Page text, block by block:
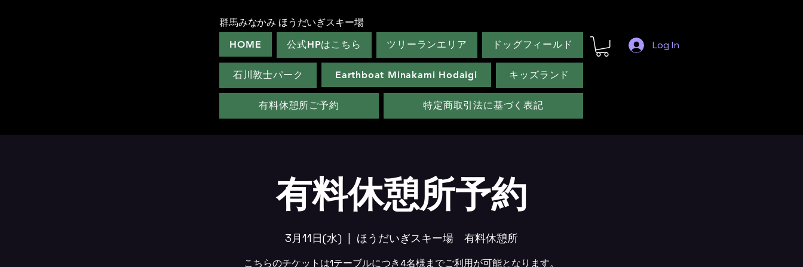
群馬みなかみ ほうだいぎスキー場
HOME 公式HPはこちら ツリーランエリア ドッグフィールド
石川敦士パーク Earthboat Minakami Hodaigi キッズランド
有料休憩所ご予約 特定商取引法に基づく表記
Log In
有料休憩所予約
3月11日(水) ほうだいぎスキー場 有料休憩所
こちらのチケットは1テーブルにつき4名様までご利用が可能となります。